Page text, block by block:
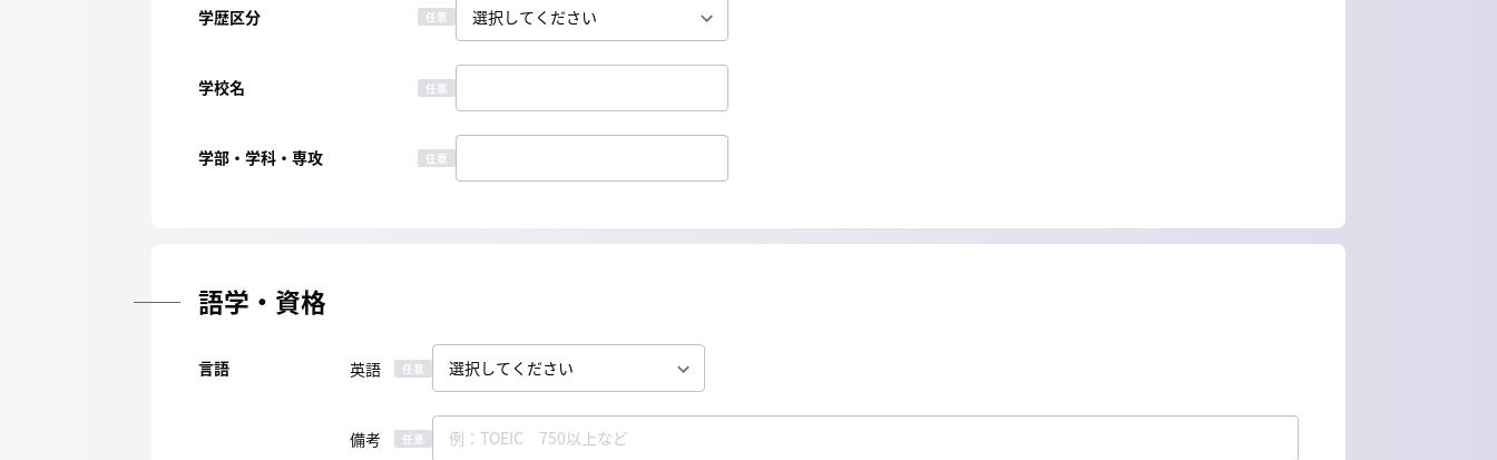
学歴区分 任意
学校名 任意
学部・学科・専攻 任意
語学・資格
言語 英語 任意
備考 任意